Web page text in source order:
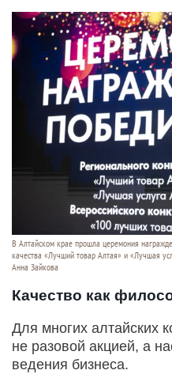
В Алтайском крае прошла церемония
качества «Лучший товар Алтая» и «Лучшая
Анна Зайкова
Качество как
Для многих алтайских
не разовой акцией, а
ведения бизнеса.